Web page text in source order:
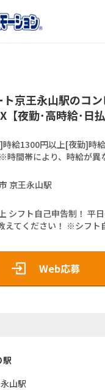
京王永山駅のコ
【夜勤･高時給･日払
給1300円以上[夜勤]時
※時間帯により、時給が異
京王永山駅
シフト自己申告制！ 平
えてください！ ※シフト
Web応募
駅
山駅